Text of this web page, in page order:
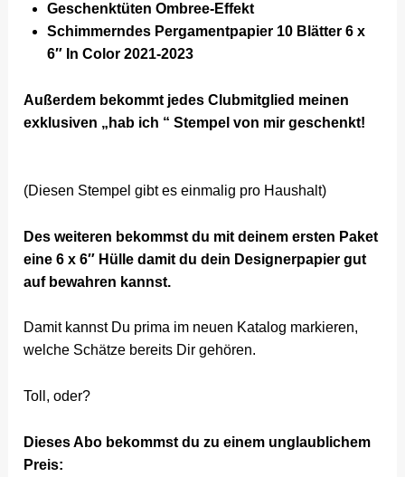
Geschenktüten Ombree-Effekt
Schimmerndes Pergamentpapier 10 Blätter 6 x
6″ In Color 2021-2023
Außerdem bekommt jedes Clubmitglied meinen
exklusiven „hab ich “ Stempel von mir geschenkt!
(Diesen Stempel gibt es einmalig pro Haushalt)
Des weiteren bekommst du mit deinem ersten Paket
eine 6 x 6″ Hülle damit du dein Designerpapier gut
auf bewahren kannst.
Damit kannst Du prima im neuen Katalog markieren,
welche Schätze bereits Dir gehören.
Toll, oder?
Dieses Abo bekommst du zu einem unglaublichem
Preis: